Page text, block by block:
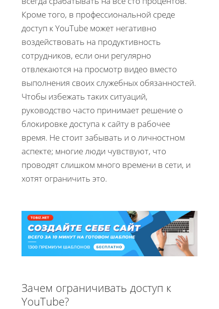
Кроме того, в профессиональной среде
доступ к YouTube может негативно
воздействовать на продуктивность
сотрудников, если они регулярно
отвлекаются на просмотр видео вместо
выполнения своих служебных обязанностей.
Чтобы избежать таких ситуаций,
руководство часто принимает решение о
блокировке доступа к сайту в рабочее
время. Не стоит забывать и о личностном
аспекте; многие люди чувствуют, что
проводят слишком много времени в сети, и
хотят ограничить это.
Зачем ограничивать доступ к
YouTube?